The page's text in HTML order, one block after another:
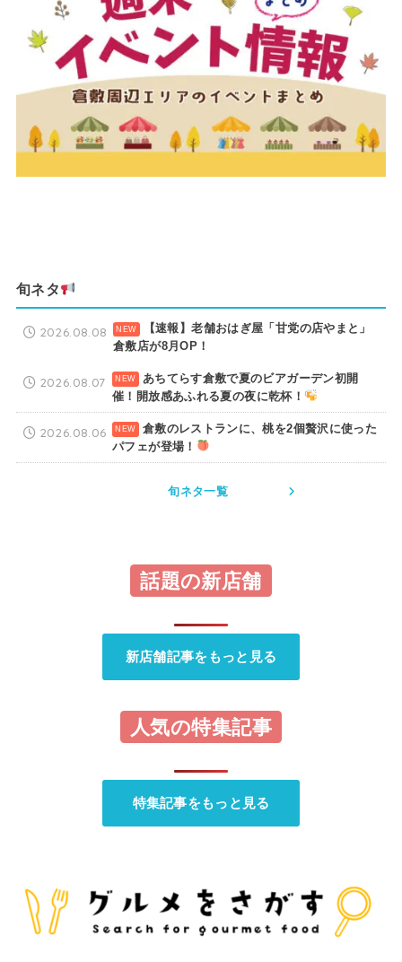
旬ネタ
【速報】老舗おはぎ屋「甘党の店やまと」
倉敷店が8月OP！
2026.08.08
あちてらす倉敷で夏のビアガーデン初開
催！開放感あふれる夏の夜に乾杯！
2026.08.07
倉敷のレストランに、桃を2個贅沢に使った
パフェが登場！
2026.08.06
旬ネタ一覧
話題の新店舗
新店舗記事をもっと見る
人気の特集記事
特集記事をもっと見る